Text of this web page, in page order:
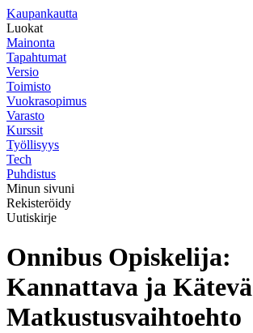
Kaupankautta
Luokat
Mainonta
Tapahtumat
Versio
Toimisto
Vuokrasopimus
Varasto
Kurssit
Työllisyys
Tech
Puhdistus
Minun sivuni
Rekisteröidy
Uutiskirje
Onnibus Opiskelija:
Kannattava ja Kätevä
Matkustusvaihtoehto